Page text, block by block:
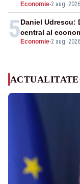
Economie-2 aug.
5 Economie-2 aug.
Daniel Udrescu:
central al
ACTUALITATE